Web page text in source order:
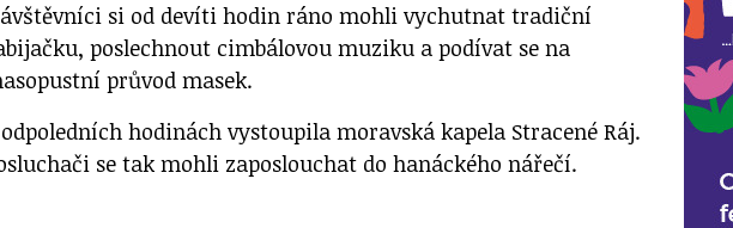
si od devíti hodin ráno mohli vychutnat tradiční
poslechnout cimbálovou muziku a podívat se na
průvod masek.
hodinách vystoupila moravská kapela Stracené Ráj.
se tak mohli zaposlouchat do hanáckého nářečí.